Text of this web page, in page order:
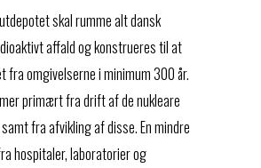
skal rumme alt dansk
affald og konstrueres til at
fra omgivelserne i minimum 300 år.
primært fra drift af de nukleare
fra afvikling af disse. En mindre
hospitaler, laboratorier og